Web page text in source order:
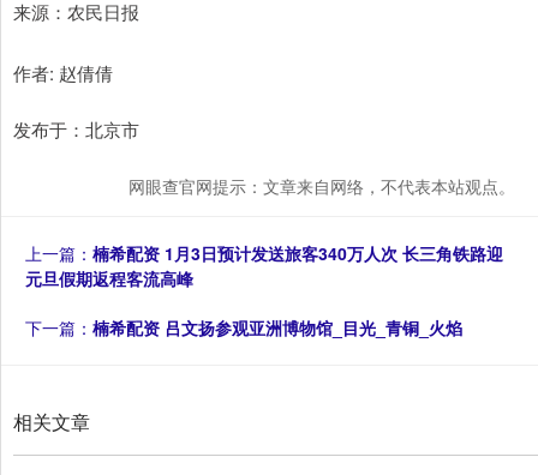
来源：农民日报
作者: 赵倩倩
发布于：北京市
网眼查官网提示：文章来自网络，不代表本站观点。
上一篇： 楠希配资 1月3日预计发送旅客340万人次 长三角铁路迎
元旦假期返程客流高峰
下一篇： 楠希配资 吕文扬参观亚洲博物馆_目光_青铜_火焰
相关文章